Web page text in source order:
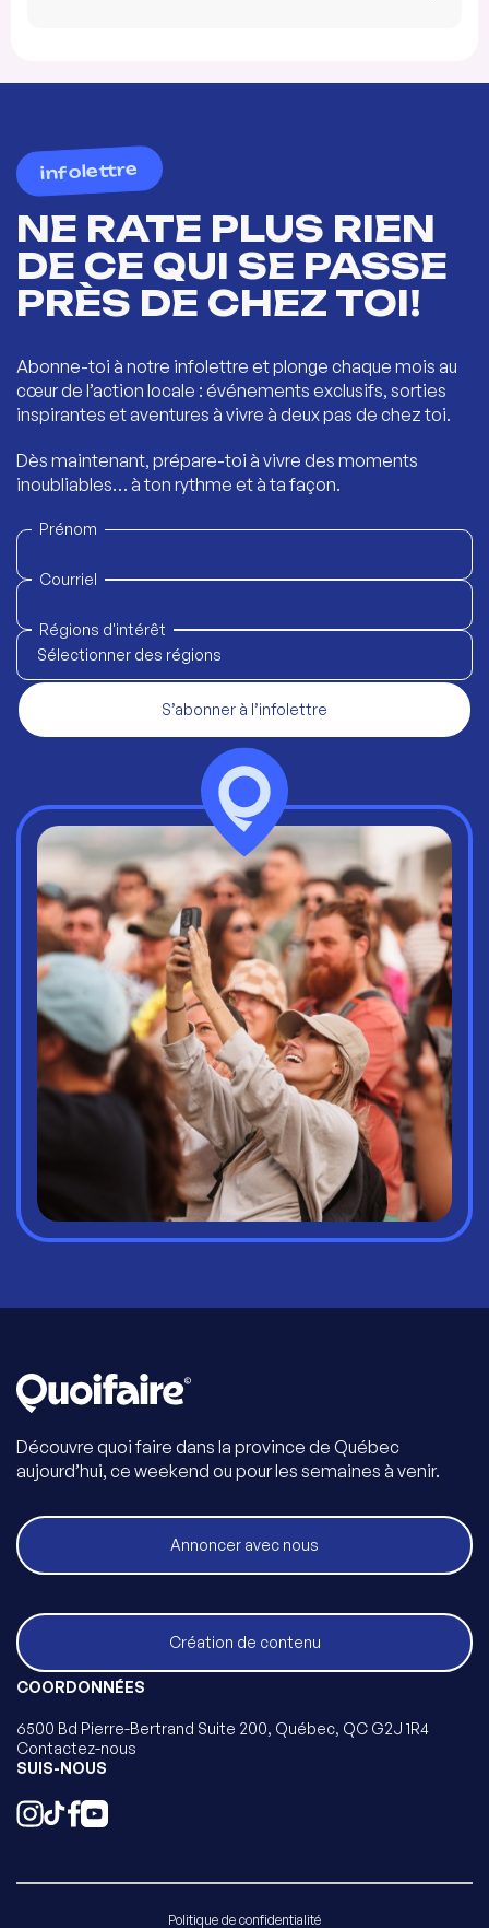
infolettre
NE RATE PLUS RIEN
DE CE QUI SE PASSE
PRÈS DE CHEZ TOI!
Abonne-toi à notre infolettre et plonge chaque mois au
cœur de l’action locale : événements exclusifs, sorties
inspirantes et aventures à vivre à deux pas de chez toi.
Dès maintenant, prépare-toi à vivre des moments
inoubliables… à ton rythme et à ta façon.
Prénom
Courriel
Régions d'intérêt
Sélectionner des régions
S’abonner à l’infolettre
Découvre quoi faire dans la province de Québec
aujourd’hui, ce weekend ou pour les semaines à venir.
Annoncer avec nous
Création de contenu
COORDONNÉES
6500 Bd Pierre-Bertrand Suite 200, Québec, QC G2J 1R4
Contactez-nous
SUIS-NOUS
Politique de confidentialité